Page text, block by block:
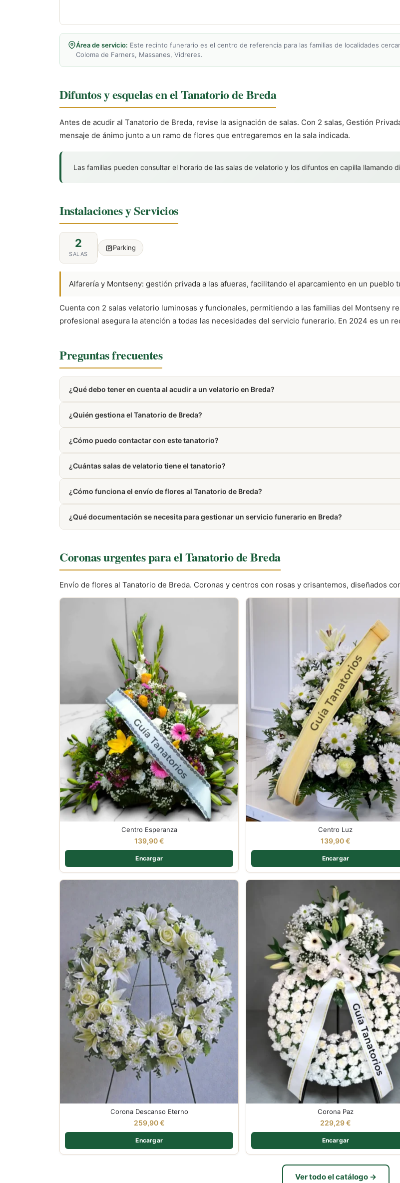
Área de servicio: Este recinto funerario es el centro de referencia para las familias de localidades
Coloma de Farners, Massanes, Vidreres.
Difuntos y esquelas en el Tanatorio de Breda
Antes de acudir al Tanatorio de Breda, revise la asignación de salas. Con 2 salas, Gestión
mensaje de ánimo junto a un ramo de flores que entregaremos en la sala indicada.
Las familias pueden consultar el horario de las salas de velatorio y los difuntos en capilla llamando
Instalaciones y Servicios
2
SALAS
Parking
Alfarería y Montseny: gestión privada a las afueras, facilitando el aparcamiento en un pueblo
Cuenta con 2 salas velatorio luminosas y funcionales, permitiendo a las familias del Montseny
profesional asegura la atención a todas las necesidades del servicio funerario. En 2024 es un
Preguntas frecuentes
¿Qué debo tener en cuenta al acudir a un velatorio en Breda?
¿Quién gestiona el Tanatorio de Breda?
¿Cómo puedo contactar con este tanatorio?
¿Cuántas salas de velatorio tiene el tanatorio?
¿Cómo funciona el envío de flores al Tanatorio de Breda?
¿Qué documentación se necesita para gestionar un servicio funerario en Breda?
Coronas urgentes para el Tanatorio de Breda
Envío de flores al Tanatorio de Breda. Coronas y centros con rosas y crisantemos, diseñados
Centro Esperanza
139,90€
Encargar
Centro Luz
139,90€
Encargar
Corona Descanso Eterno
259,90€
Encargar
Corona Paz
229,29€
Encargar
Ver todo el catálogo →